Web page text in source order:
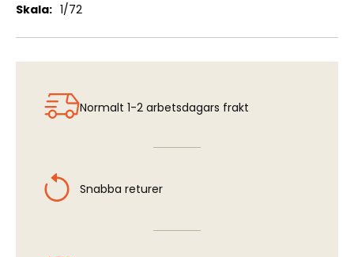
Mer
1/72
Normalt 1-2 arbetsdagars frakt
Snabba returer